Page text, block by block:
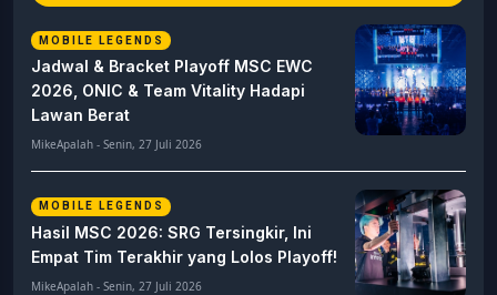
MOBILE LEGENDS
Jadwal & Bracket Playoff MSC EWC
2026, ONIC & Team Vitality Hadapi
Lawan Berat
MikeApalah - Senin, 27 Juli 2026
MOBILE LEGENDS
Hasil MSC 2026: SRG Tersingkir, Ini
Empat Tim Terakhir yang Lolos Playoff!
MikeApalah - Senin, 27 Juli 2026